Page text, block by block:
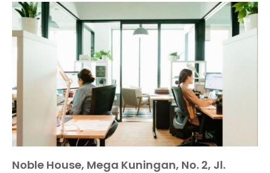
Noble House, Mega Kuningan, No. 2, Jl.